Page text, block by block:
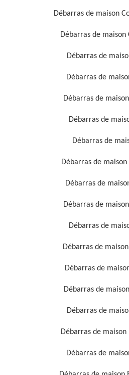
Débarras de maison
Débarras de maison
Débarras de
Débarras de
Débarras de
Débarras de
Débarras de
Débarras de maison
Débarras de
Débarras de
Débarras de
Débarras de
Débarras de
Débarras de
Débarras de
Débarras de maison
Débarras de